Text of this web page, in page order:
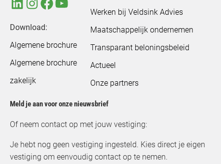
Download:
Algemene brochure
Algemene brochure
zakelijk
Werken bij Veldsink Advies
Maatschappelijk ondernemen
Transparant beloningsbeleid
Actueel
Onze partners
Meld je aan voor onze nieuwsbrief
Of neem contact op met jouw vestiging:
Je hebt nog geen vestiging ingesteld. Kies direct je eigen
vestiging om eenvoudig contact op te nemen.